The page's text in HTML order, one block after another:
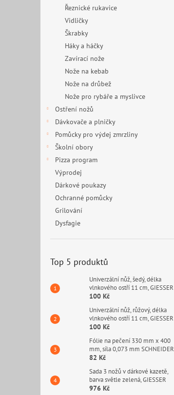
Řeznické rukavice
Vidličky
Škrabky
Háky a háčky
Zavírací nože
Nože na kebab
Nože na drůbež
Nože pro rybáře a myslivce
Ostření nožů
Dávkovače a plničky
Pomůcky pro výdej zmrzliny
Školní obory
Pizza program
Výprodej
Dárkové poukazy
Ochranné pomůcky
Grilování
Dysfagie
Top 5 produktů
Univerzální nůž, šedý, délka
vlnkového ostří 11 cm, GIESSER
100 Kč
Univerzální nůž, růžový, délka
vlnkového ostří 11 cm, GIESSER
100 Kč
Fólie na pečení 330 mm x 400
mm, síla 0,073 mm SCHNEIDER
82 Kč
Sada 3 nožů v dárkové kazetě,
barva světle zelená, GIESSER
976 Kč